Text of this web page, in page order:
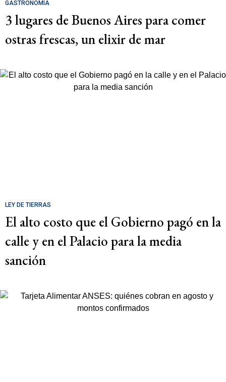
GASTRONOMÍA
3 lugares de Buenos Aires para comer
ostras frescas, un elixir de mar
LEY DE TIERRAS
El alto costo que el Gobierno pagó en la
calle y en el Palacio para la media
sanción